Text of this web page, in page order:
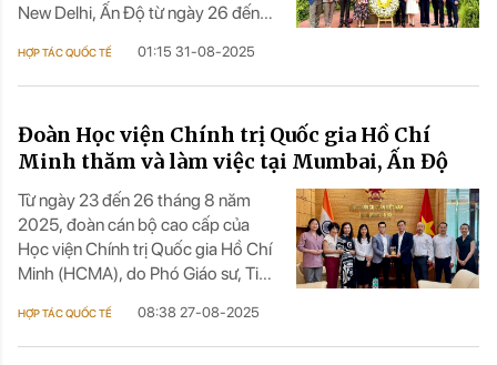
New Delhi, Ấn Độ từ ngày 26 đến
PGS.TS Lê Văn Chiến, Viện trưởng
Viện Lãnh đạo và Hành chính công,
đi là khảo sát, nghiên cứu các chính
sách an sinh xã hội của Ấn Độ và
chiến lược.
HỢP TÁC QUỐC TẾ 01:15 31-08-2025
Đoàn Học viện Chính trị Quốc gia Hồ Chí
Minh thăm và làm việc tại Mumbai, Ấn Độ
Từ ngày 23 đến 26 tháng 8 năm
2025, đoàn cán bộ cao cấp của
Học viện Chính trị Quốc gia Hồ Chí
Minh (HCMA), do Phó Giáo sư, Tiến
Lãnh đạo và Hành chính công, đã
có chuyến thăm và làm việc tại
HỢP TÁC QUỐC TẾ 08:38 27-08-2025